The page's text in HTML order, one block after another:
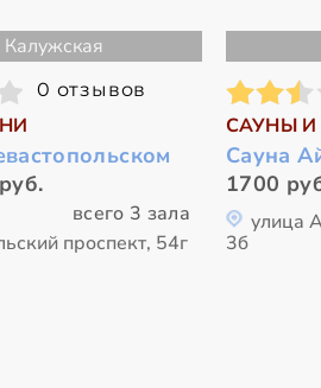
Калужская
0 отзывов
всего 3 зала
проспект, 54г
САУНЫ И
Сауна
1700
улица
3б